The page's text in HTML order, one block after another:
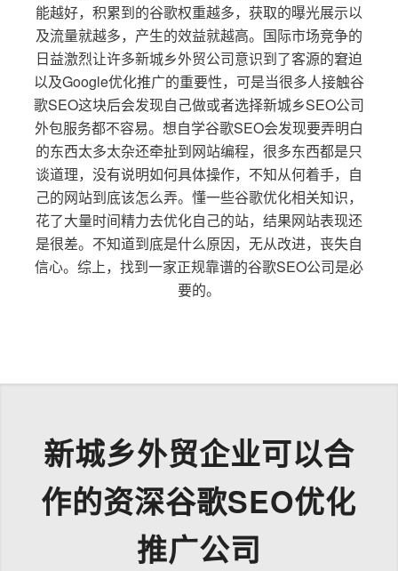
能越好，积累到的谷歌权重越多，获取的曝光展示以
及流量就越多，产生的效益就越高。国际市场竞争的
日益激烈让许多新城乡外贸公司意识到了客源的窘迫
以及Google优化推广的重要性，可是当很多人接触谷
歌SEO这块后会发现自己做或者选择新城乡SEO公司
外包服务都不容易。想自学谷歌SEO会发现要弄明白
的东西太多太杂还牵扯到网站编程，很多东西都是只
谈道理，没有说明如何具体操作，不知从何着手，自
己的网站到底该怎么弄。懂一些谷歌优化相关知识，
花了大量时间精力去优化自己的站，结果网站表现还
是很差。不知道到底是什么原因，无从改进，丧失自
信心。综上，找到一家正规靠谱的谷歌SEO公司是必
要的。
新城乡外贸企业可以合
作的资深谷歌SEO优化
推广公司